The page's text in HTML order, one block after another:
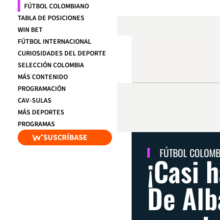
FÚTBOL COLOMBIANO
TABLA DE POSICIONES
WIN BET
FÚTBOL INTERNACIONAL
CURIOSIDADES DEL DEPORTE
SELECCIÓN COLOMBIA
MÁS CONTENIDO
PROGRAMACIÓN
CAV-SULAS
MÁS DEPORTES
PROGRAMAS
SUSCRÍBASE
FÚTBOL
¡Casi
De